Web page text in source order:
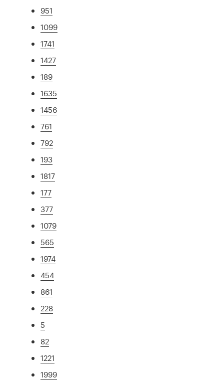
951
1099
1741
1427
189
1635
1456
761
792
193
1817
177
377
1079
565
1974
454
861
228
5
82
1221
1999